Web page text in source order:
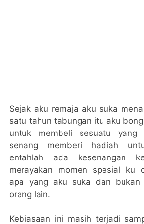
Sejak aku remaja aku suka
satu tahun tabungan itu aku
untuk membeli sesuatu
senang memberi hadiah
entahlah ada kesenangan
merayakan momen spesial ku
apa yang aku suka dan bukan
orang lain.
Kebiasaan ini masih terjadi